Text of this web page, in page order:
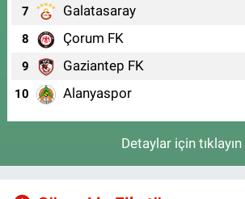
7 Galatasaray
8 Çorum FK
9 Gaziantep FK
10 Alanyaspor
Detaylar için tıklayın